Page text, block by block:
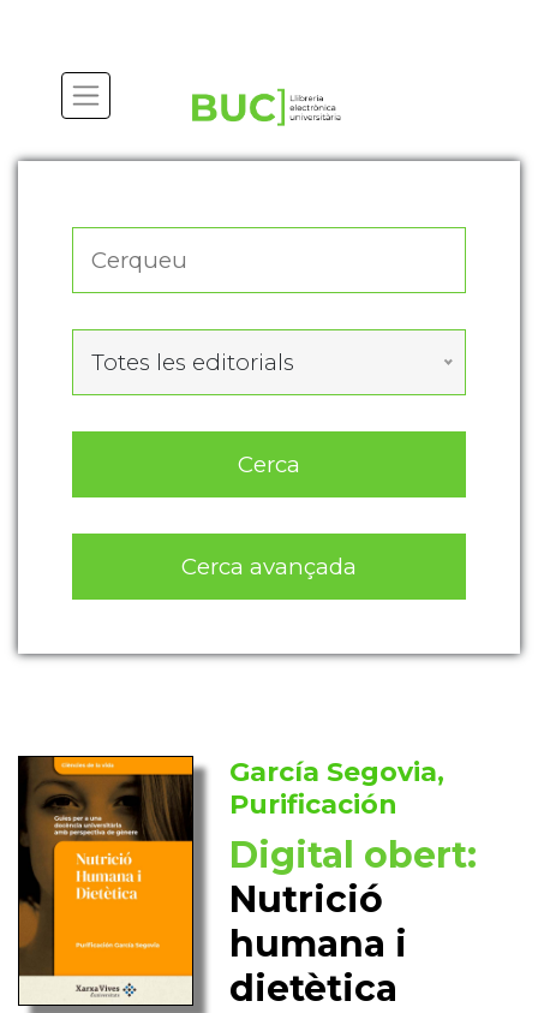
Totes les editorials
Cerca
Cerca avançada
García Segovia,
Purificación
Digital obert:
Nutrició
humana i
dietètica